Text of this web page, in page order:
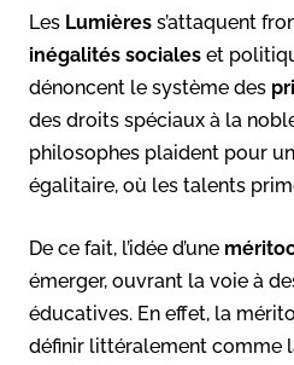
Les Lumières s’attaquent
inégalités sociales et
dénoncent le système des
des droits spéciaux à la
philosophes plaident pour
égalitaire, où les talents
De ce fait, l’idée d’une
émerger, ouvrant la voie à
éducatives. En effet, la
définir littéralement comme